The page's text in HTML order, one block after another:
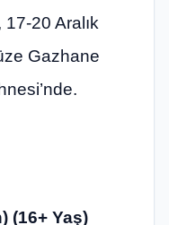
17-20 Aralık
Gazhane
(16+ Yaş)